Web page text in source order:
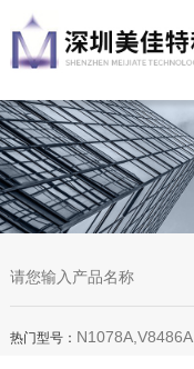
热门型号：